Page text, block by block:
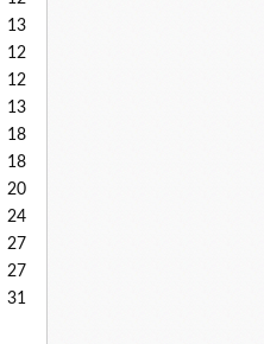
13
12
12
13
18
18
20
24
27
27
31